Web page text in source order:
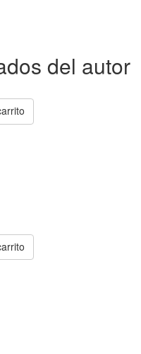
del autor